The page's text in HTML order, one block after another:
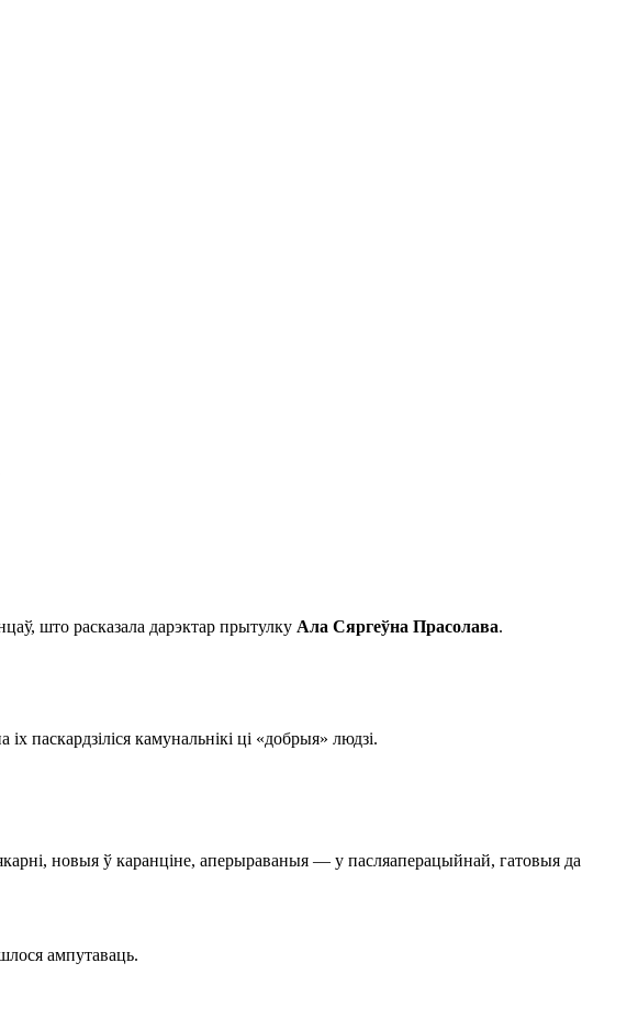
што расказала дарэктар прытулку Ала Сяргеўна Прасолава.
паскардзіліся камунальнікі ці «добрыя» людзі.
новыя ў каранціне, аперыраваныя — у пасляаперацыйнай, гатовыя да
ампутаваць.